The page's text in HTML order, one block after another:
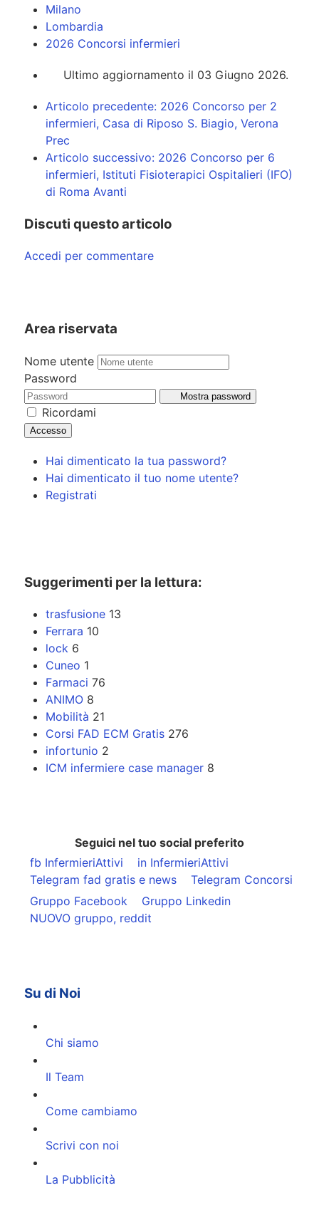
Milano
Lombardia
2026 Concorsi infermieri
Ultimo aggiornamento il 03 Giugno 2026.
Articolo precedente: 2026 Concorso per 2
infermieri, Casa di Riposo S. Biagio, Verona
Prec
Articolo successivo: 2026 Concorso per 6
infermieri, Istituti Fisioterapici Ospitalieri (IFO)
di Roma Avanti
Discuti questo articolo
Accedi per commentare
Area riservata
Nome utente
Password
Mostra password
Ricordami
Accesso
Hai dimenticato la tua password?
Hai dimenticato il tuo nome utente?
Registrati
Suggerimenti per la lettura:
trasfusione 13
Ferrara 10
lock 6
Cuneo 1
Farmaci 76
ANIMO 8
Mobilità 21
Corsi FAD ECM Gratis 276
infortunio 2
ICM infermiere case manager 8
Seguici nel tuo social preferito
fb InfermieriAttivi
in InfermieriAttivi
Telegram fad gratis e news
Telegram Concorsi
Gruppo Facebook
Gruppo Linkedin
NUOVO gruppo, reddit
Su di Noi
Chi siamo
Il Team
Come cambiamo
Scrivi con noi
La Pubblicità